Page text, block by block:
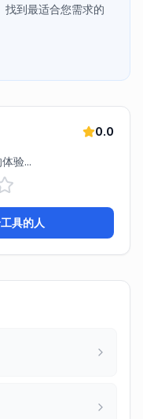
找到最适合您需求的
0.0
验...
具的人